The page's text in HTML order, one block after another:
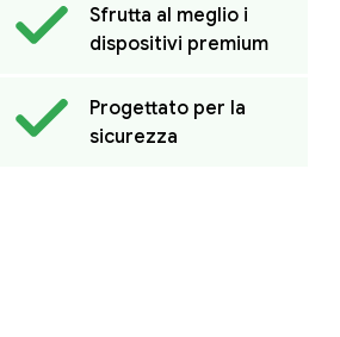
Sfrutta al meglio i
dispositivi premium
Progettato per la
sicurezza